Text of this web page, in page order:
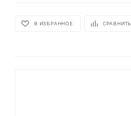
В ИЗБРАННОЕ СРАВНИТЬ